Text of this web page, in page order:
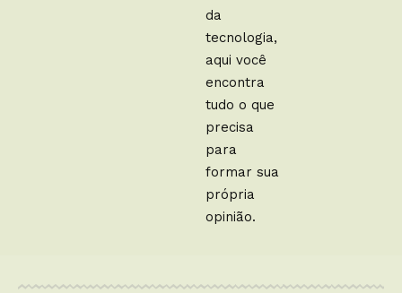
da
tecnologia,
aqui você
encontra
tudo o que
precisa
para
formar sua
própria
opinião.